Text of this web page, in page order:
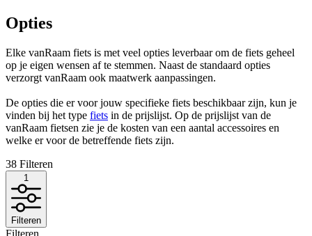
Opties
Elke vanRaam fiets is met veel opties leverbaar om de fiets geheel
op je eigen wensen af te stemmen. Naast de standaard opties
verzorgt vanRaam ook maatwerk aanpassingen.
De opties die er voor jouw specifieke fiets beschikbaar zijn, kun je
vinden bij het type fiets in de prijslijst. Op de prijslijst van de
vanRaam fietsen zie je de kosten van een aantal accessoires en
welke er voor de betreffende fiets zijn.
38 Filteren
1
Filteren
Filteren